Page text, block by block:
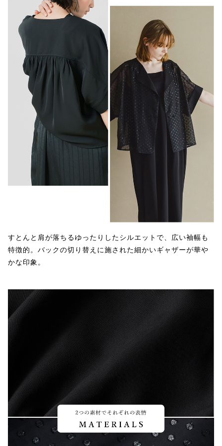
すとんと肩が落ちるゆったりしたシルエットで、広い袖幅も
特徴的。バックの切り替えに施された細かいギャザーが華や
かな印象。